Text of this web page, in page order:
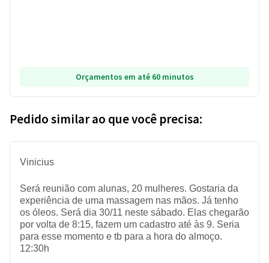
Orçamentos em até 60 minutos
Pedido similar ao que você precisa:
Vinicius
Será reunião com alunas, 20 mulheres. Gostaria da
experiência de uma massagem nas mãos. Já tenho
os óleos. Será dia 30/11 neste sábado. Elas chegarão
por volta de 8:15, fazem um cadastro até às 9. Seria
para esse momento e tb para a hora do almoço.
12:30h